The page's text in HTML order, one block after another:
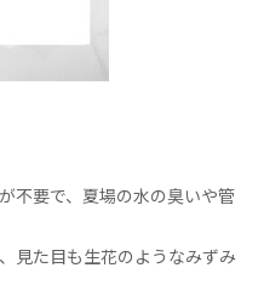
不要で、夏場の水の臭いや管
見た目も生花のようなみずみ